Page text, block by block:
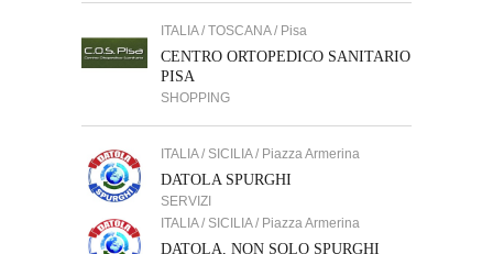
ITALIA / TOSCANA / Pisa
CENTRO ORTOPEDICO SANITARIO
PISA
SHOPPING
ITALIA / SICILIA / Piazza Armerina
DATOLA SPURGHI
SERVIZI
ITALIA / SICILIA / Piazza Armerina
DATOLA, NON SOLO SPURGHI